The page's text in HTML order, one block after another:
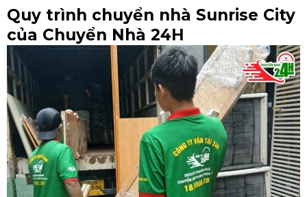
Quy trình chuyển nhà Sunrise City
của Chuyển Nhà 24H